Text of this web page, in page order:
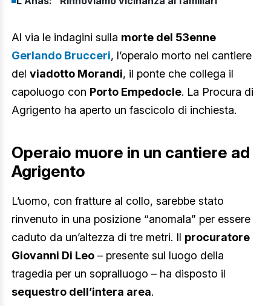
Al via le indagini sulla morte del 53enne
Gerlando Brucceri, l’operaio morto nel cantiere
del viadotto Morandi, il ponte che collega il
capoluogo con Porto Empedocle. La Procura di
Agrigento ha aperto un fascicolo di inchiesta.
Operaio muore in un cantiere ad
Agrigento
L’uomo, con fratture al collo, sarebbe stato
rinvenuto in una posizione “anomala” per essere
caduto da un’altezza di tre metri. Il procuratore
Giovanni Di Leo – presente sul luogo della
tragedia per un sopralluogo – ha disposto il
sequestro dell’intera area.